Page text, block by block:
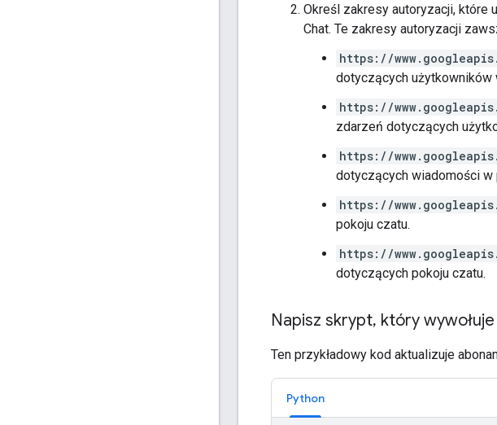
Określ zakresy autoryzacji, które
Chat. Te zakresy autoryzacji
https://
dotyczących użytkowników
https://
zdarzeń dotyczących
https://
dotyczących wiadomości w
https://
pokoju czatu.
https://
dotyczących pokoju czatu.
Napisz skrypt, który
Ten przykładowy kod aktualizuje
Python